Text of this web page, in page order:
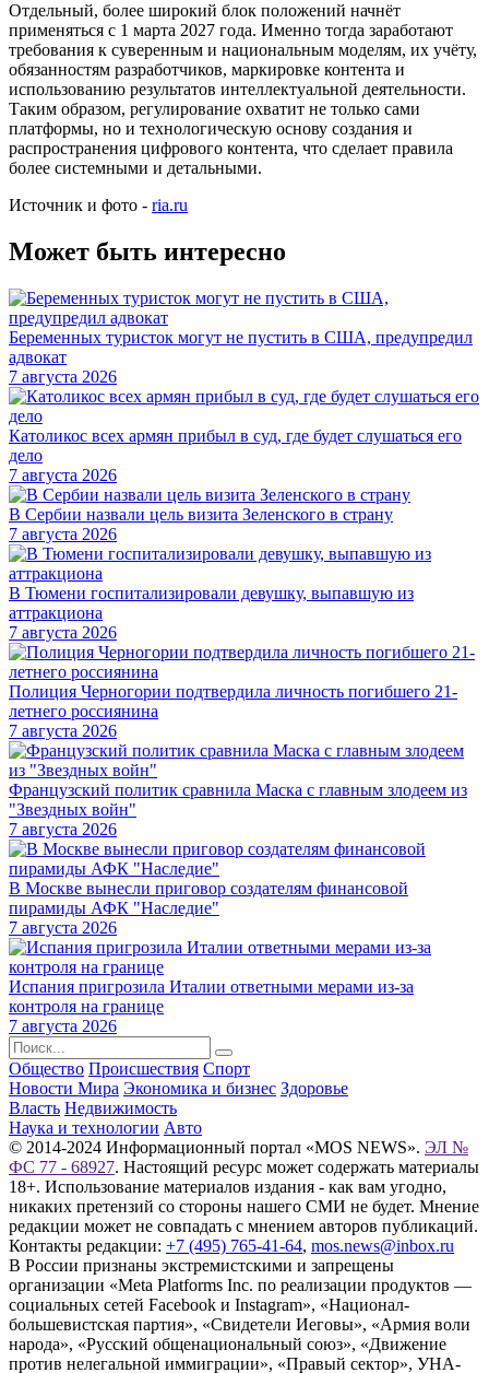
Отдельный, более широкий блок положений начнёт
применяться с 1 марта 2027 года. Именно тогда заработают
требования к суверенным и национальным моделям, их учёту,
обязанностям разработчиков, маркировке контента и
использованию результатов интеллектуальной деятельности.
Таким образом, регулирование охватит не только сами
платформы, но и технологическую основу создания и
распространения цифрового контента, что сделает правила
более системными и детальными.
Источник и фото - ria.ru
Может быть интересно
Беременных туристок могут не пустить в США, предупредил
адвокат
7 августа 2026
Католикос всех армян прибыл в суд, где будет слушаться его
дело
7 августа 2026
В Сербии назвали цель визита Зеленского в страну
7 августа 2026
В Тюмени госпитализировали девушку, выпавшую из
аттракциона
7 августа 2026
Полиция Черногории подтвердила личность погибшего 21-
летнего россиянина
7 августа 2026
Французский политик сравнила Маска с главным злодеем из
"Звездных войн"
7 августа 2026
В Москве вынесли приговор создателям финансовой
пирамиды АФК "Наследие"
7 августа 2026
Испания пригрозила Италии ответными мерами из-за
контроля на границе
7 августа 2026
Общество Происшествия Спорт
Новости Мира Экономика и бизнес Здоровье
Власть Недвижимость
Наука и технологии Авто
© 2014-2024 Информационный портал «MOS NEWS». ЭЛ №
ФС 77 - 68927. Настоящий ресурс может содержать материалы
18+. Использование материалов издания - как вам угодно,
никаких претензий со стороны нашего СМИ не будет. Мнение
редакции может не совпадать с мнением авторов публикаций.
Контакты редакции: +7 (495) 765-41-64, mos.news@inbox.ru
В России признаны экстремистскими и запрещены
организации «Meta Platforms Inc. по реализации продуктов —
социальных сетей Facebook и Instagram», «Национал-
большевистская партия», «Свидетели Иеговы», «Армия воли
народа», «Русский общенациональный союз», «Движение
против нелегальной иммиграции», «Правый сектор», УНА-